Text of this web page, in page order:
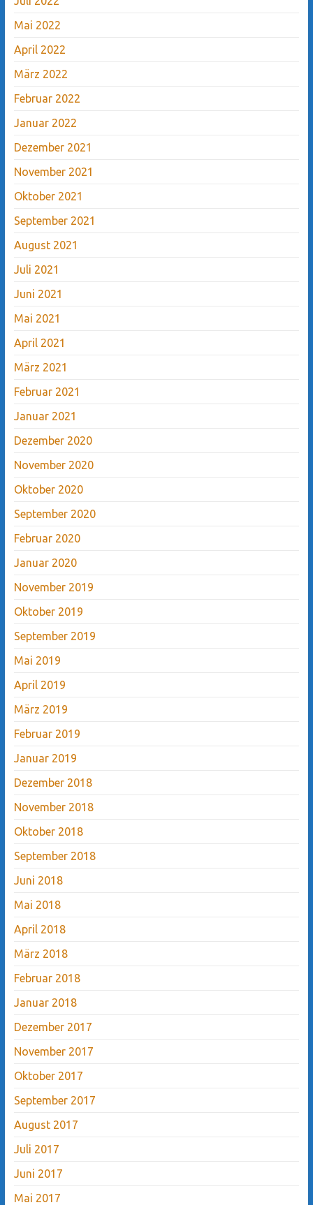
Mai 2022
April 2022
März 2022
Februar 2022
Januar 2022
Dezember 2021
November 2021
Oktober 2021
September 2021
August 2021
Juli 2021
Juni 2021
Mai 2021
April 2021
März 2021
Februar 2021
Januar 2021
Dezember 2020
November 2020
Oktober 2020
September 2020
Februar 2020
Januar 2020
November 2019
Oktober 2019
September 2019
Mai 2019
April 2019
März 2019
Februar 2019
Januar 2019
Dezember 2018
November 2018
Oktober 2018
September 2018
Juni 2018
Mai 2018
April 2018
März 2018
Februar 2018
Januar 2018
Dezember 2017
November 2017
Oktober 2017
September 2017
August 2017
Juli 2017
Juni 2017
Mai 2017